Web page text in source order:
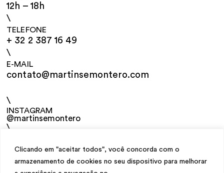
Clicando em "aceitar todos", você concorda com o
armazenamento de cookies no seu dispositivo para melhorar
12h – 18h
\
TELEFONE
+ 32 2 387 16 49
\
E-MAIL
contato@martinsemontero.com
\
INSTAGRAM
@martinsemontero
\